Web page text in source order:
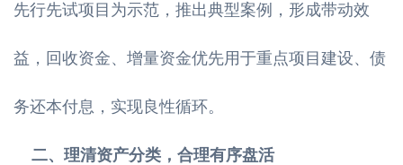
先行先试项目为示范，推出典型案例，形成带动效
益，回收资金、增量资金优先用于重点项目建设、债
务还本付息，实现良性循环。
二、理清资产分类，合理有序盘活